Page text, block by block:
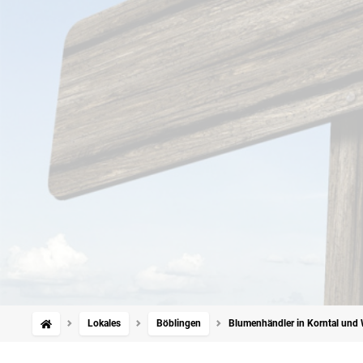
Lokales Böblingen Blumenhändler in Korntal und